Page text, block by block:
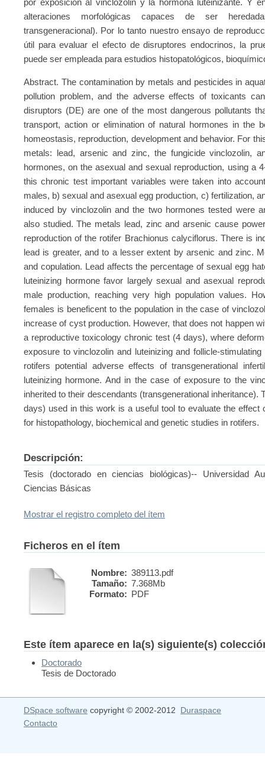
por exposición al vinclozolin y la hormona luteinizante. Y
alteraciones morfológicas capaces de ser
transgeneracional). Por lo tanto nuestro ensayo de
útil para evaluar el efecto de disruptores endocrinos, la
puede ser empleada para estudios histopatológicos,
Abstract. The contamination by metals and pesticides in
pollution problem, and the adverse effects of toxicants
disruptors (DE) are one of the most dangerous pollutants
transport, action or elimination of natural hormones in the
homeostasis, reproduction, development and behavior. For
metals: lead, arsenic and zinc, the fungicide vinclozolin,
hormones, on the asexual and sexual reproduction, using a
this chronic test important variables were taken into
males, b) sexual and asexual egg production, c) fertilization,
induced by vinclozolin and the two hormones tested were
also studied. The metals lead, zinc and arsenic cause
reproduction of the rotifer Brachionus calyciflorus. There is
lead is greater, and to a lesser extent by arsenic and zinc.
and copulation. Lead affects the percentage of sexual egg
luteinizing hormone favor largely sexual and asexual
male production, reaching very high population values.
females is beneficent to the population in the case of
increase of cyst production. However, that does not happen
a reproductive toxicology chronic test (4 days), where
exposure to vinclozolin and luteinizing and follicle-
rotifers potential adverse effects of transgenerational
luteinizing hormone. And in the case of exposure to the
inherited to their descendants (transgenerational inheritance).
days) used in this work is a useful tool to evaluate the effect
for histopathology, biochemical and genetic studies in rotifers.
Descripción:
Tesis (doctorado en ciencias biológicas)-- Universidad
Ciencias Básicas
Mostrar el registro completo del ítem
Ficheros en el ítem
Nombre: 389113.pdf
Tamaño: 7.368Mb
Formato: PDF
Este ítem aparece en la(s) siguiente(s)
Doctorado
Tesis de Doctorado
DSpace software copyright © 2002-2012 Duraspace
Contacto